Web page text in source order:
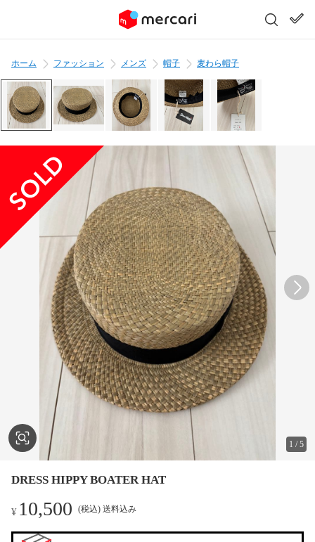
ホーム ファッション メンズ 帽子 麦わら帽子
1 /5
DRESS HIPPY BOATER HAT
¥ 10,500 (税込) 送料込み